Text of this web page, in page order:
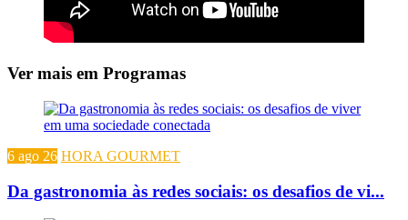
Ver mais em Programas
6 ago 26 HORA GOURMET
Da gastronomia às redes sociais: os desafios de vi...